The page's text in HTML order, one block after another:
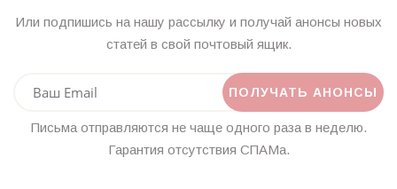
Или подпишись на нашу рассылку и получай анонсы новых
статей в свой почтовый ящик.
Письма отправляются не чаще одного раза в неделю.
Гарантия отсутствия СПАМа.